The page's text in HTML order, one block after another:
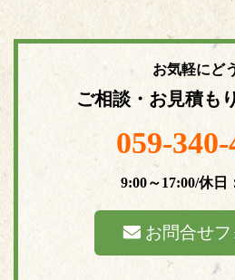
お気軽にど
ご相談・お見積も
059-
9:00～17:00/休日
お問合せ